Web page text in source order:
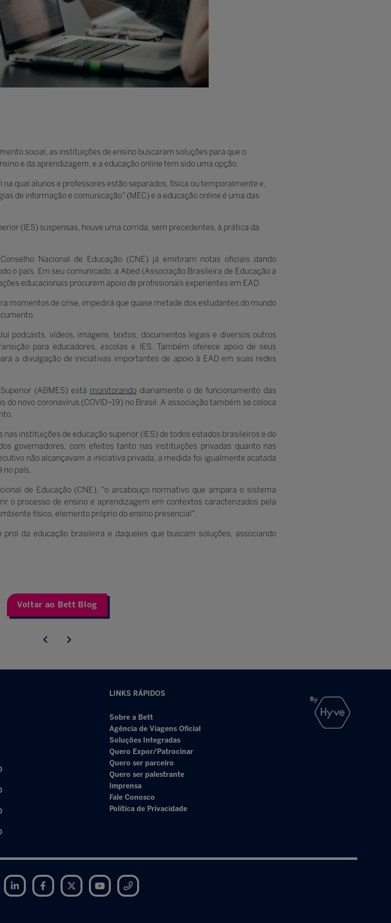
social, as instituições de ensino buscaram soluções para que o
e da aprendizagem, e a educação online tem sido uma opção.
qual alunos e professores estão separados, física ou temporalmente e,
de informação e comunicação” (MEC) e a educação online é uma das
(IES) suspensas, houve uma corrida, sem precedentes, à prática da
Nacional de Educação (CNE) já emitiram notas oficiais dando
o país. Em seu comunicado, a Abed (Associação Brasileira de Educação a
educacionais procurem apoio de profissionais experientes em EAD.
momentos de crise, impedirá que quase metade dos estudantes do mundo
podcasts, vídeos, imagens, textos, documentos legais e diversos outros
para educadores, escolas e IES. Também oferece apoio de seus
a divulgação de iniciativas importantes de apoio à EAD em suas redes
(ABMES) está monitorandodiariamente o de funcionamento das
novo coronavírus (COVID–19) no Brasil. A associação também se coloca
instituições de educação superior (IES) de todos estados brasileiros e do
governadores, com efeitos tanto nas instituições privadas quanto nas
não alcançavam a iniciativa privada, a medida foi igualmente acatada
no país.
de Educação (CNE), “o arcabouço normativo que ampara o sistema
o processo de ensino e aprendizagem em contextos caracterizados pela
físico, elemento próprio do ensino presencial".
da educação brasileira e daqueles que buscam soluções, associando
Voltar ao Bett Blog
LINKS RÁPIDOS
Sobre a Bett
Agência de Viagens Oficial
Soluções Integradas
Quero Expor/Patrocinar
Quero ser parceiro
Quero ser palestrante
Imprensa
Fale Conosco
Política de Privacidade
Instagram LinkedIn Facebook Twitter YouTube